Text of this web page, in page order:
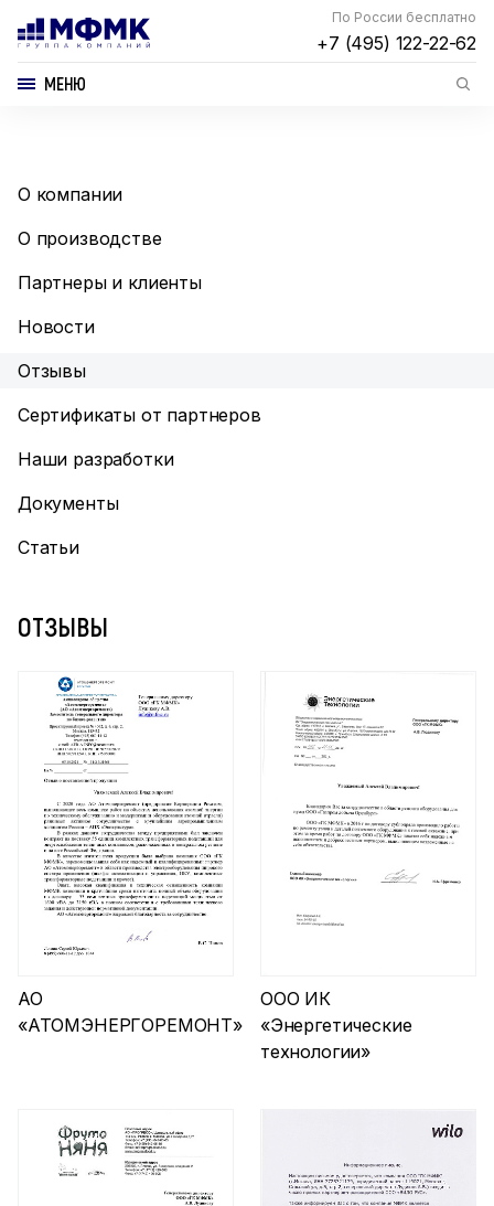
По России бесплатно
+7 (495) 122-22-62
МЕНЮ
О компании
О производстве
Партнеры и клиенты
Новости
Отзывы
Сертификаты от партнеров
Наши разработки
Документы
Статьи
ОТЗЫВЫ
АО
«АТОМЭНЕРГОРЕМОНТ»
ООО ИК
«Энергетические
технологии»